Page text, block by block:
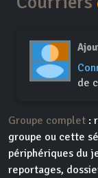
de
Groupe complet :
groupe ou cette
périphériques du
reportages,